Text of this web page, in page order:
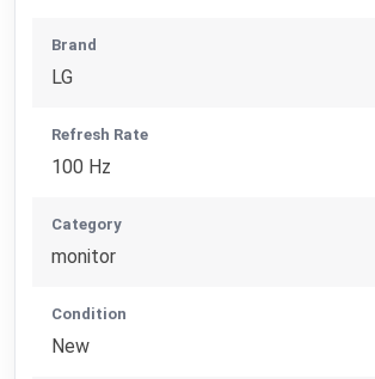
Brand
LG
Refresh Rate
100 Hz
Category
monitor
Condition
New